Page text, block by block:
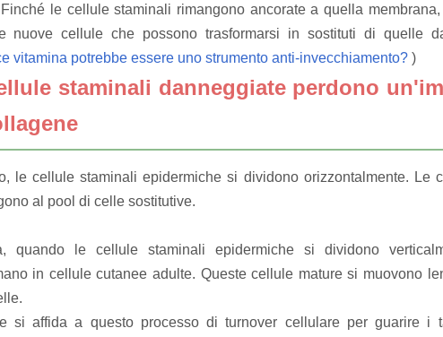
Finché le cellule staminali rimangono ancorate a quella
nuove cellule che possono trasformarsi in sostituti di quelle
vitamina potrebbe essere uno strumento anti-invecchiamento?)
staminali danneggiate perdono
le cellule staminali epidermiche si dividono orizzontalmente. Le
al pool di celle sostitutive.
quando le cellule staminali epidermiche si dividono
in cellule cutanee adulte. Queste cellule mature si muovono
si affida a questo processo di turnover cellulare per guarire i